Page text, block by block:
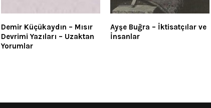
Demir Küçükaydın – Mısır
Devrimi Yazıları – Uzaktan
Yorumlar
Ayşe Buğra – İktisatçılar ve
İnsanlar